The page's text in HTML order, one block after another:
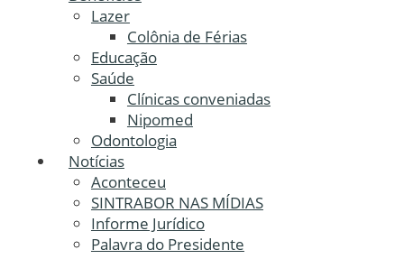
Lazer
Colônia de Férias
Educação
Saúde
Clínicas conveniadas
Nipomed
Odontologia
Notícias
Aconteceu
SINTRABOR NAS MÍDIAS
Informe Jurídico
Palavra do Presidente